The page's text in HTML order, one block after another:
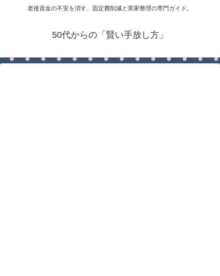
老後資金の不安を消す、固定費削減と実家整理の専門ガイド。
50代からの「賢い手放し方」